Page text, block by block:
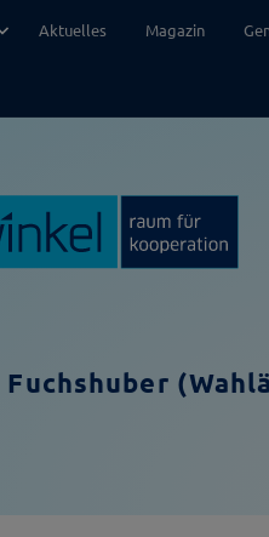
Aktuelles Magazin
Fuchshuber